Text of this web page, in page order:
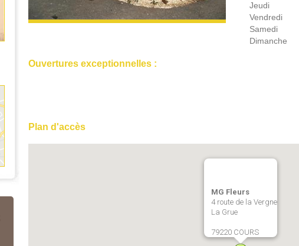
Jeudi
Vendredi
Samedi
Dimanche
Ouvertures exceptionnelles :
Plan d'accès
MG Fleurs
4 route de la Vergne
La Grue
79220 COURS